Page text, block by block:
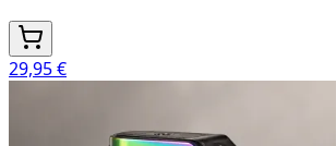
29,95 €